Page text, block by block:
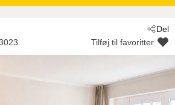
Del
Tilføj til favoritter